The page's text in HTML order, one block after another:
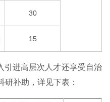
30
15
引进高层次人才还享受自治
研补助，详见下表：